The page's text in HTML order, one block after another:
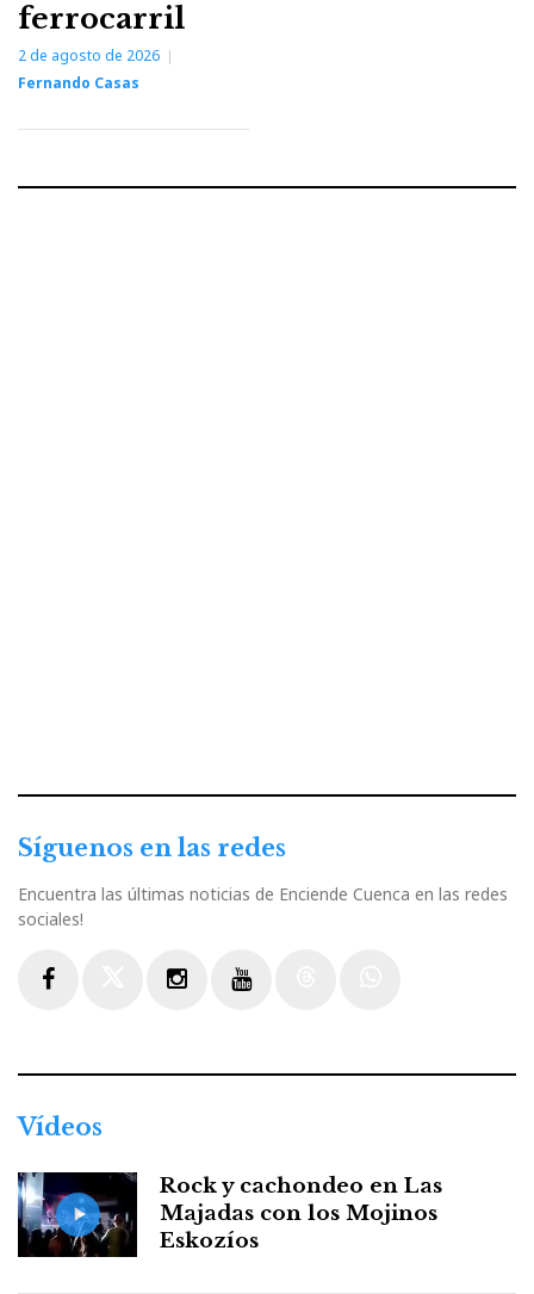
ferrocarril
2 de agosto de 2026
Fernando Casas
Síguenos en las redes
Encuentra las últimas noticias de Enciende Cuenca en las redes
sociales!
Vídeos
Rock y cachondeo en Las
Majadas con los Mojinos
Eskozíos